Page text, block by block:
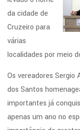
da cidade de
Cruzeiro para
várias
localidades por meio
Os vereadores Sergio
dos Santos
importantes já
apenas um ano no